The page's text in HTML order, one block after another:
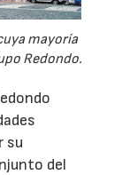
mayoría
Redondo.
su
del